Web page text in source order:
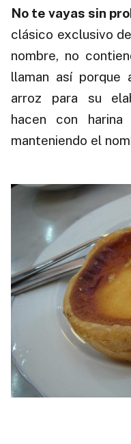
No te vayas sin
clásico exclusivo
nombre, no
llaman así porque
arroz para su
hacen con
manteniendo el